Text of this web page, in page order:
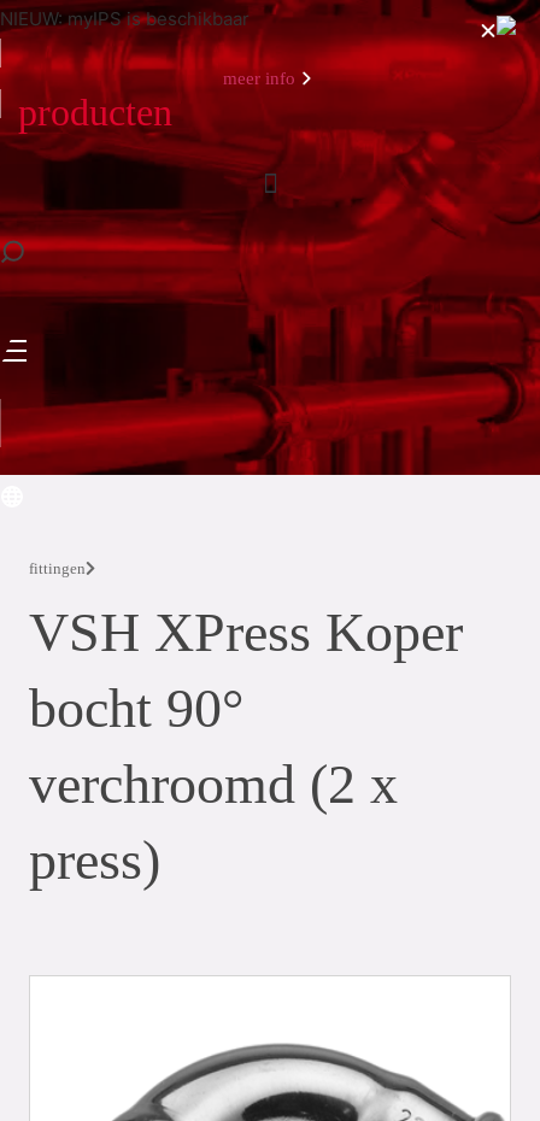
NIEUW: myIPS is beschikbaar
meer info
sluiten
producten
fittingen
VSH XPress Koper
bocht 90°
verchroomd (2 x
press)